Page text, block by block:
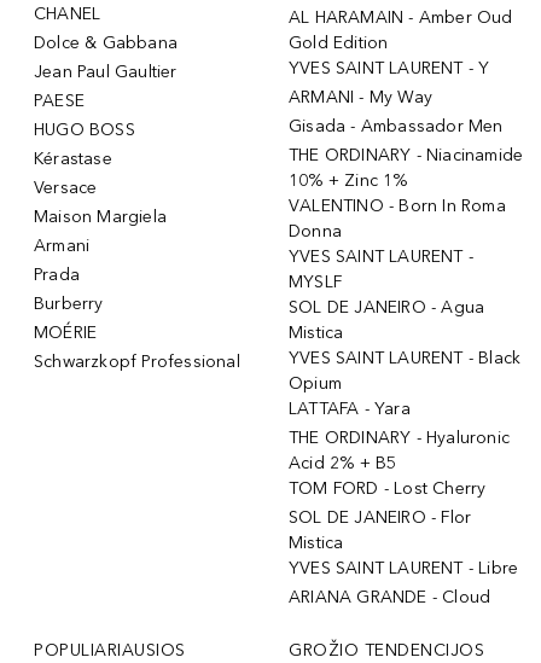
CHANEL
Dolce & Gabbana
Jean Paul Gaultier
PAESE
HUGO BOSS
Kérastase
Versace
Maison Margiela
Armani
Prada
Burberry
MOÉRIE
Schwarzkopf Professional
AL HARAMAIN - Amber Oud
Gold Edition
YVES SAINT LAURENT - Y
ARMANI - My Way
Gisada - Ambassador Men
THE ORDINARY - Niacinamide
10% + Zinc 1%
VALENTINO - Born In Roma
Donna
YVES SAINT LAURENT -
MYSLF
SOL DE JANEIRO - Agua
Mistica
YVES SAINT LAURENT - Black
Opium
LATTAFA - Yara
THE ORDINARY - Hyaluronic
Acid 2% + B5
TOM FORD - Lost Cherry
SOL DE JANEIRO - Flor
Mistica
YVES SAINT LAURENT - Libre
ARIANA GRANDE - Cloud
POPULIARIAUSIOS
GROŽIO TENDENCIJOS